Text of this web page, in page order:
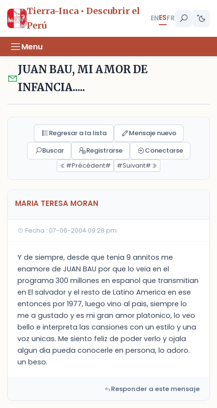
Tierra-Inca • Descubrir el
Perú
ENESFR
Menu
JUAN BAU, MI AMOR DE
INFANCIA.....
Regresar a la lista
Mensaje nuevo
Buscar
Registrarse
Conectarse
#Précédent#
#Suivant#
MARIA TERESA MORAN
Fecha : 07-06-2004 09:28 pm
Y de siempre, desde que tenia 9 annitos me
enamore de JUAN BAU por que lo veia en el
programa 300 millones en espanol que transmitian
en El salvador y el resto de Latino America en ese
entonces por 1977, luego vino al pais, siempre lo
me a gustado y es mi gran amor platonico, lo veo
bello e interpreta las cansiones con un estilo y una
voz unicas. Me siento feliz de poder verlo y ojala
algun dia pueda conocerle en persona, lo adoro.
un beso.
Responder a este mensaje